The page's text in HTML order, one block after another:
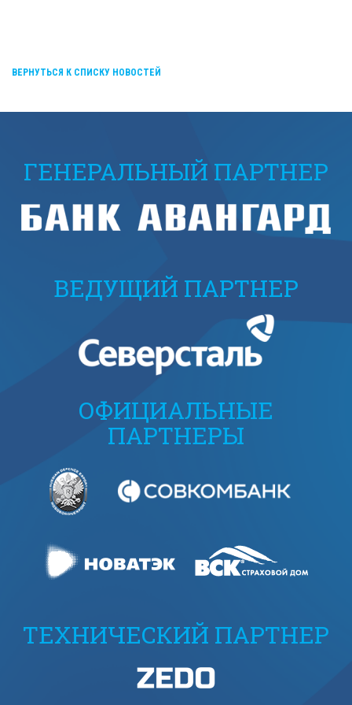
ВЕРНУТЬСЯ К СПИСКУ НОВОСТЕЙ
ГЕНЕРАЛЬНЫЙ ПАРТНЕР
ВЕДУЩИЙ ПАРТНЕР
ОФИЦИАЛЬНЫЕ
ПАРТНЕРЫ
ТЕХНИЧЕСКИЙ ПАРТНЕР